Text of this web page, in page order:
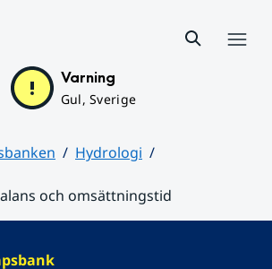
Varning
Gul, Sverige
Hydrologi
och omsättningstid